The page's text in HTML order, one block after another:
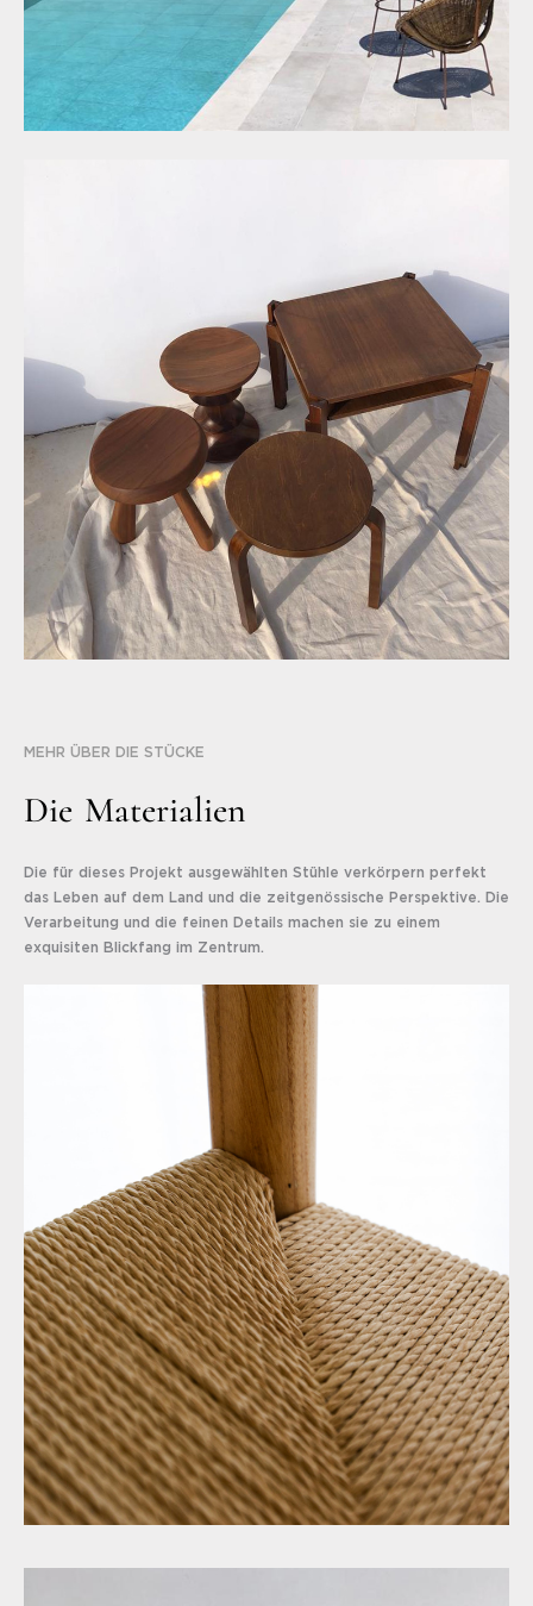
MEHR ÜBER DIE STÜCKE
Die Materialien
Die für dieses Projekt ausgewählten Stühle verkörpern perfekt
das Leben auf dem Land und die zeitgenössische Perspektive. Die
Verarbeitung und die feinen Details machen sie zu einem
exquisiten Blickfang im Zentrum.